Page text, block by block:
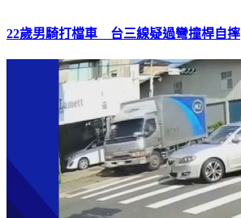
22歲男騎打檔車 台三線疑過彎撞桿自摔